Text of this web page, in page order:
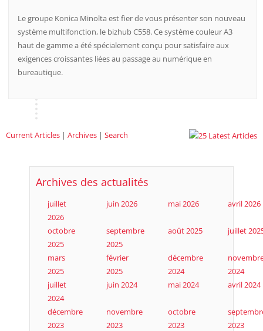
Le groupe Konica Minolta est fier de vous présenter son nouveau
système multifonction, le bizhub C558. Ce système couleur A3
haut de gamme a été spécialement conçu pour satisfaire aux
exigences croissantes liées au passage au numérique en
bureautique.
Current Articles | Archives | Search
Archives des actualités
juillet
2026
juin 2026 mai 2026 avril 2026
octobre
2025
septembre
2025
août 2025 juillet
mars
2025
février
2025
décembre
2024
2024
juillet
2024
juin 2024 mai 2024 avril 2024
décembre
2023
novembre
2023
octobre
2023
2023